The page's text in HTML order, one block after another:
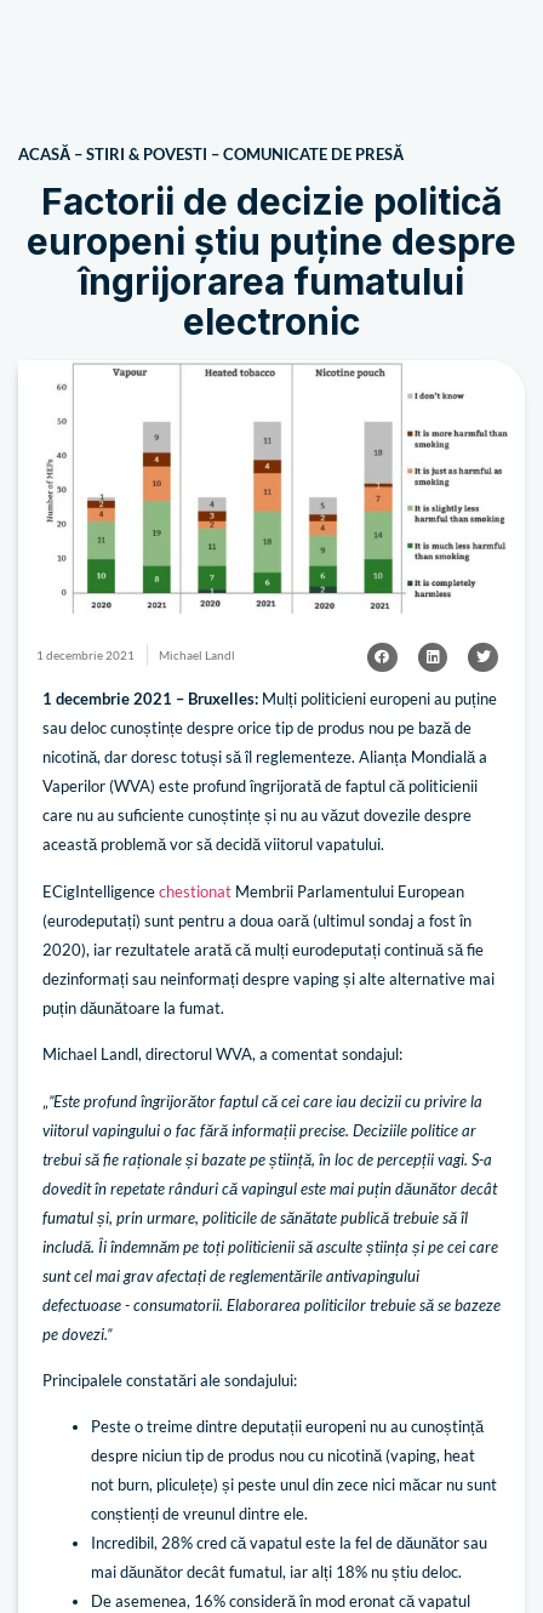
ACASĂ –STIRI & POVESTI –COMUNICATE DE PRESĂ
Factorii de decizie politică
europeni știu puține despre
îngrijorarea fumatului
electronic
1 decembrie 2021 Michael Landl
1 decembrie 2021 – Bruxelles: Mulți politicieni europeni au puține
sau deloc cunoștințe despre orice tip de produs nou pe bază de
nicotină, dar doresc totuși să îl reglementeze. Alianța Mondială a
Vaperilor (WVA) este profund îngrijorată de faptul că politicienii
care nu au suficiente cunoștințe și nu au văzut dovezile despre
această problemă vor să decidă viitorul vapatului.
ECigIntelligencechestionat Membrii Parlamentului European
(eurodeputați) sunt pentru a doua oară (ultimul sondaj a fost în
2020), iar rezultatele arată că mulți eurodeputați continuă să fie
dezinformați sau neinformați despre vaping și alte alternative mai
puțin dăunătoare la fumat.
Michael Landl, directorul WVA, a comentat sondajul:
„”Este profund îngrijorător faptul că cei care iau decizii cu privire la
viitorul vapingului o fac fără informații precise. Deciziile politice ar
trebui să fie raționale și bazate pe știință, în loc de percepții vagi. S-a
dovedit în repetate rânduri că vapingul este mai puțin dăunător decât
fumatul și, prin urmare, politicile de sănătate publică trebuie să îl
includă. Îi îndemnăm pe toți politicienii să asculte știința și pe cei care
sunt cel mai grav afectați de reglementările antivapingului
defectuoase - consumatorii. Elaborarea politicilor trebuie să se bazeze
pe dovezi.”
Principalele constatări ale sondajului:
Peste o treime dintre deputații europeni nu au cunoștință
despre niciun tip de produs nou cu nicotină (vaping, heat
not burn, pliculețe) și peste unul din zece nici măcar nu sunt
conștienți de vreunul dintre ele.
Incredibil, 28% cred că vapatul este la fel de dăunător sau
mai dăunător decât fumatul, iar alți 18% nu știu deloc.
De asemenea, 16% consideră în mod eronat că vapatul